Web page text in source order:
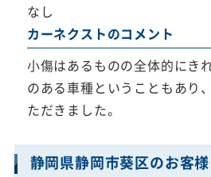
なし
カーネクストのコメント
小傷はあるものの全体的にき
のある車種ということもあり
ただきました。
静岡県静岡市葵区のお客様